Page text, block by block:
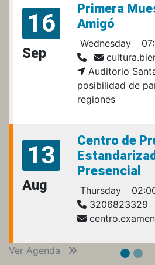
16
Sep
Primera
Amigó
Wednesday
Auditorio
posibilidad de
regiones
13
Aug
Centro de
Presencial
Thursday
3206823329
Ver Agenda